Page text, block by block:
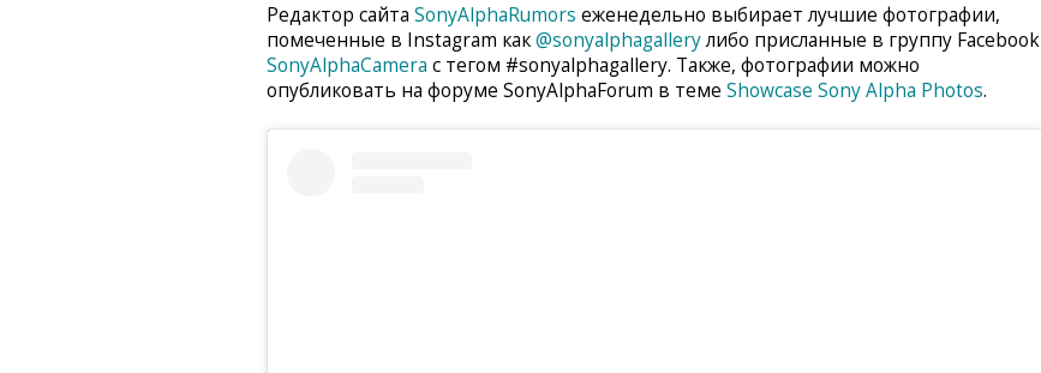
Редактор сайта SonyAlphaRumors еженедельно выбирает лучшие фотографии,
помеченные в Instagram как@sonyalphagalleryлибо присланные в группу Facebook
SonyAlphaCamera с тегом #sonyalphagallery. Также, фотографии можно
опубликовать на форуме SonyAlphaForum в теме Showcase Sony Alpha Photos.